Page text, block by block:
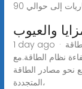
والعيوب
1 day ago · تعتبر أنظمة تخزين الطاقة (ESS) حيوية لتحقيق التوازن
نظام الطاقة.مع
نحو مصادر الطاقة
المتجددة،